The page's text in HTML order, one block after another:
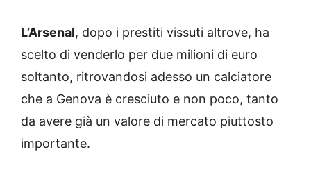
L’Arsenal, dopo i prestiti vissuti altrove, ha
scelto di venderlo per due milioni di euro
soltanto, ritrovandosi adesso un calciatore
che a Genova è cresciuto e non poco, tanto
da avere già un valore di mercato piuttosto
importante.